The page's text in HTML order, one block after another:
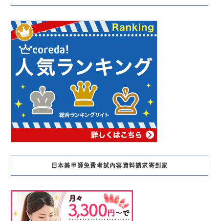
日本美甲師免費考試內容資料請求寄到家